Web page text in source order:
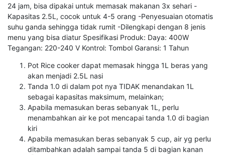
24 jam, bisa dipakai untuk memasak makanan 3x sehari -
Kapasitas 2.5L, cocok untuk 4-5 orang -Penyesuaian otomatis
suhu ganda sehingga tidak rumit -Dilengkapi dengan 8 jenis
menu yang bisa diatur Spesifikasi Produk: Daya: 400W
Tegangan: 220-240 V Kontrol: Tombol Garansi: 1 Tahun
Pot Rice cooker dapat memasak hingga 1L beras yang
akan menjadi 2.5L nasi
Tanda 1.0 di dalam pot nya TIDAK menandakan 1L
sebagai kapasitas maksimum, melainkan;
Apabila memasukan beras sebanyak 1L, perlu
menambahkan air ke pot mencapai tanda 1.0 di bagian
kiri
Apabila memasukan beras sebanyak 5 cup, air yg perlu
ditambahkan adalah sampai tanda 5 di bagian kanan